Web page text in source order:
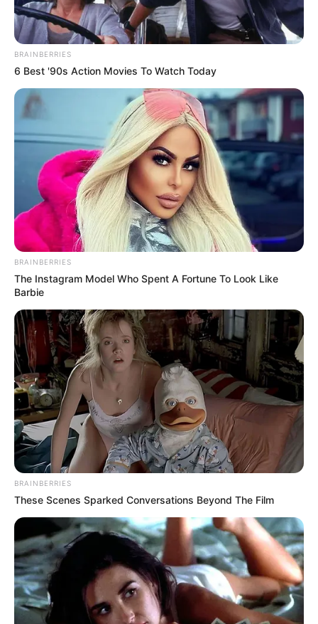
boutons, merci à vous.
UTILE PAS
BRAINBERRIES
6 Best '90s Action Movies To Watch Today
BRAINBERRIES
The Instagram Model Who Spent A Fortune To Look Like
Barbie
BRAINBERRIES
These Scenes Sparked Conversations Beyond The Film